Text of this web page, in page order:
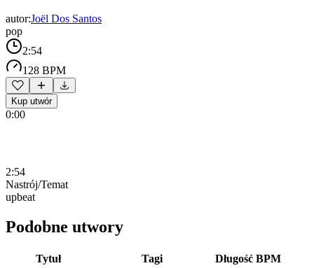
autor:Joël Dos Santos
pop
2:54
128 BPM
Kup utwór
0:00
2:54
Nastrój/Temat
upbeat
Podobne utwory
Tytuł Tagi Długość BPM